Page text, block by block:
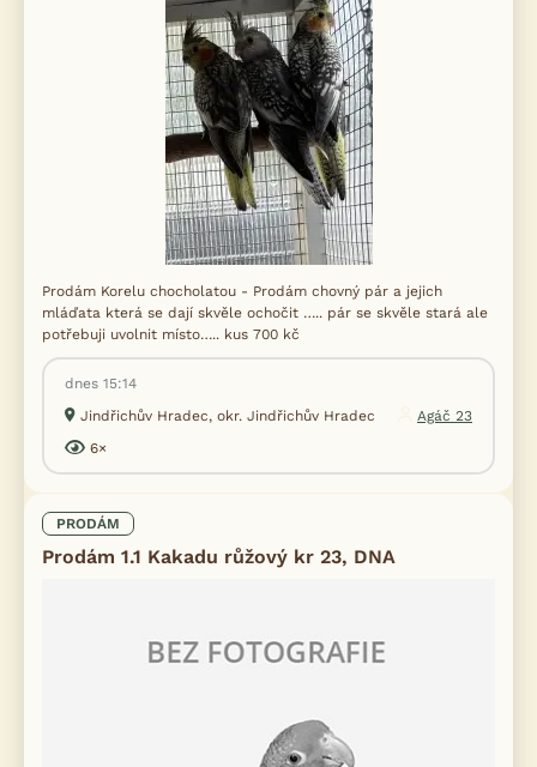
Prodám Korelu chocholatou - Prodám chovný pár a jejich
mláďata která se dají skvěle ochočit ….. pár se skvěle stará ale
potřebuji uvolnit místo….. kus 700 kč
dnes 15:14
Jindřichův Hradec, okr. Jindřichův Hradec
Agáč 23
6×
PRODÁM
Prodám 1.1 Kakadu růžový kr 23, DNA